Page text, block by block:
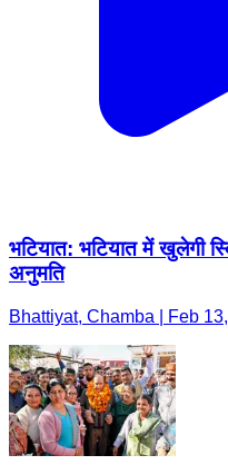
भटियात: भटियात में खुलेगी
अनुमति
Bhattiyat, Chamba | Feb